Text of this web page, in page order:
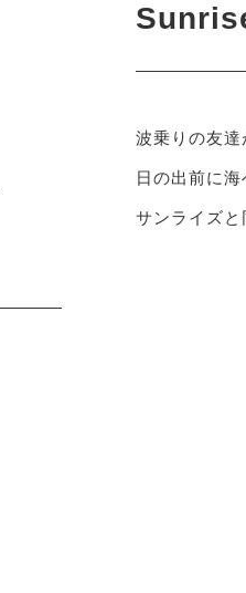
波乗りの友
日の出前に海
サンライズ